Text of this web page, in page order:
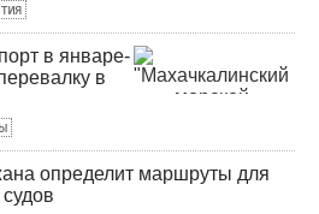
в январе-
в
определит маршруты для